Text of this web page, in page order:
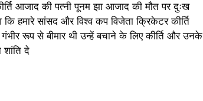
आजाद की पत्नी पूनम झा आजाद की मौत पर दुःख
हमारे सांसद और विश्व कप विजेता क्रिकेटर कीर्ति
रूप से बीमार थी उन्हें बचाने के लिए कीर्ति और उनके
दे